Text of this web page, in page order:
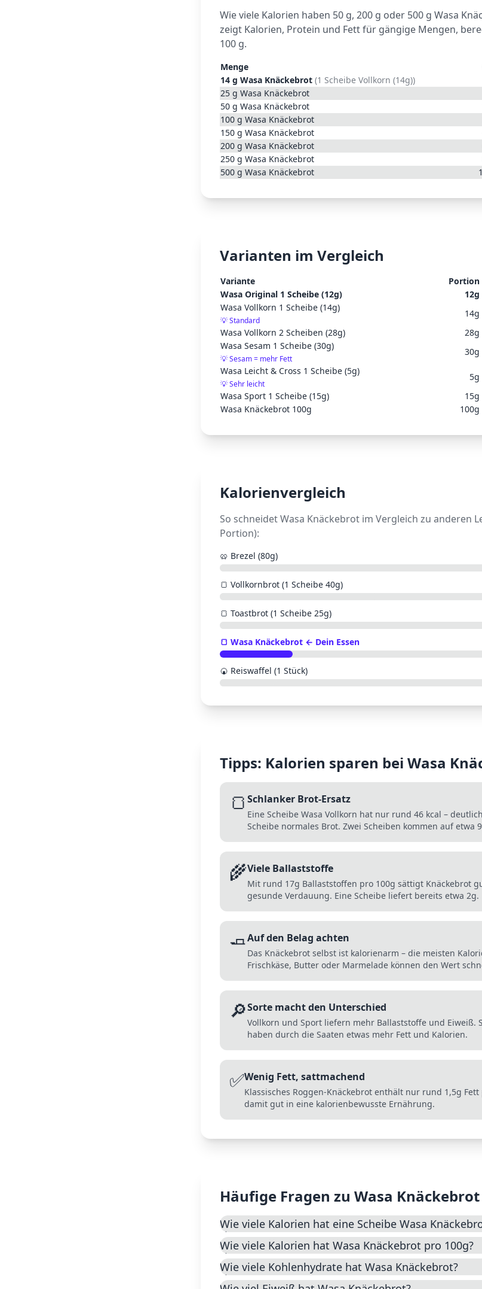
Wie viele Kalorien haben 50 g, 200 g oder 500 g Wasa
zeigt Kalorien, Protein und Fett für gängige Mengen,
100 g.
Menge
14 g Wasa Knäckebrot (1 Scheibe Vollkorn (14g))
25 g Wasa Knäckebrot
50 g Wasa Knäckebrot
100 g Wasa Knäckebrot
150 g Wasa Knäckebrot
200 g Wasa Knäckebrot
250 g Wasa Knäckebrot
500 g Wasa Knäckebrot
Varianten im Vergleich
Variante Portion
Wasa Original 1 Scheibe (12g)
12g
Wasa Vollkorn 1 Scheibe (14g)
💡Standard
14g
Wasa Vollkorn 2 Scheiben (28g)
28g
Wasa Sesam 1 Scheibe (30g)
💡Sesam = mehr Fett
30g
Wasa Leicht & Cross 1 Scheibe (5g)
💡Sehr leicht
5g
Wasa Sport 1 Scheibe (15g)
15g
Wasa Knäckebrot 100g
100g
Kalorienvergleich
So schneidetWasa Knäckebrot im Vergleich zu anderen
Portion):
🥨 Brezel (80g)
🍞 Vollkornbrot (1 Scheibe 40g)
🍞 Toastbrot (1 Scheibe 25g)
🍞 Wasa Knäckebrot ← Dein Essen
🍘 Reiswaffel (1 Stück)
Tipps: Kalorien sparen bei Wasa
🍞 Schlanker Brot-Ersatz
Eine Scheibe Wasa Vollkorn hat nur rund 46 kcal –
Scheibe normales Brot. Zwei Scheiben kommen auf etwa
🌾Viele Ballaststoffe
Mit rund 17g Ballaststoffen pro 100g sättigt Knäckebrot
gesunde Verdauung. Eine Scheibe liefert bereits etwa 2g.
🧈Auf den Belag achten
Das Knäckebrot selbst ist kalorienarm – die meisten
Frischkäse, Butter oder Marmelade können den Wert
🔎Sorte macht den Unterschied
Vollkorn und Sport liefern mehr Ballaststoffe und Eiweiß.
haben durch die Saaten etwas mehr Fett und Kalorien.
✅Wenig Fett, sattmachend
Klassisches Roggen-Knäckebrot enthält nur rund 1,5g
damit gut in eine kalorienbewusste Ernährung.
Häufige Fragen zu Wasa Knäckebrot
Wie viele Kalorien hat eine Scheibe Wasa
Wie viele Kalorien hat Wasa Knäckebrot pro 100g?
Wie viele Kohlenhydrate hat Wasa Knäckebrot?